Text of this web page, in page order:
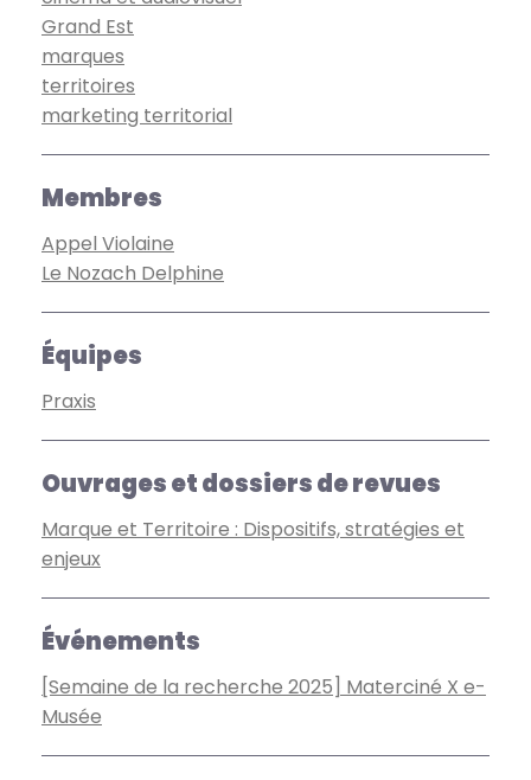
Grand Est
marques
territoires
marketing territorial
Membres
Appel Violaine
Le Nozach Delphine
Équipes
Praxis
Ouvrages et dossiers de revues
Marque et Territoire : Dispositifs, stratégies et
enjeux
Événements
[Semaine de la recherche 2025] Materciné X e-
Musée